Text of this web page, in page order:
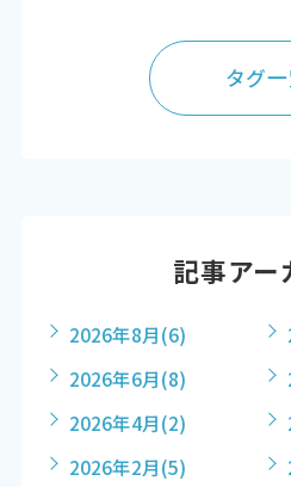
タグ
記事アー
2026年8月(6)
2026年6月(8)
2026年4月(2)
2026年2月(5)